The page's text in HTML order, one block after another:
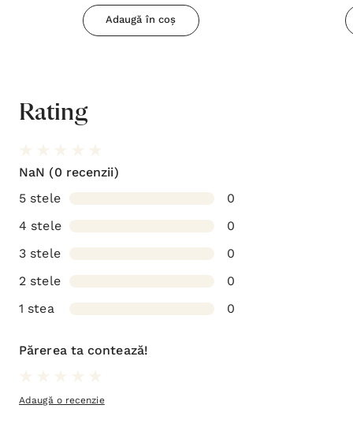
Adaugă în coș
Rating
NaN (0 recenzii)
5 stele
0
4 stele
0
3 stele
0
2 stele
0
1 stea
0
Părerea ta contează!
Adaugă o recenzie